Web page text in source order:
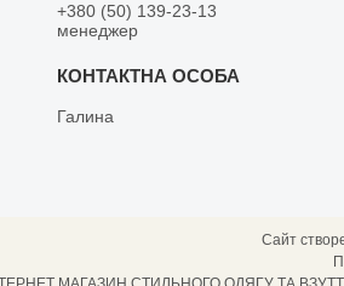
+380 (50) 139-23-13
менеджер
Галина
Сайт